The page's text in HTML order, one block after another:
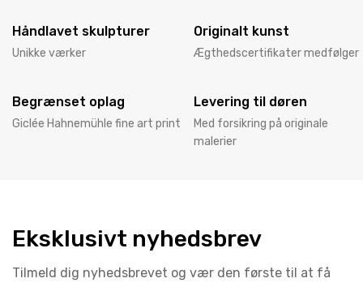
Håndlavet skulpturer
Unikke værker
Originalt kunst
Ægthedscertifikater medfølger
Begrænset oplag
Giclée Hahnemühle fine art print
Levering til døren
Med forsikring på originale
malerier
Eksklusivt nyhedsbrev
Tilmeld dig nyhedsbrevet og vær den første til at få